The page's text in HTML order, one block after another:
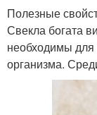
Полезные
Свекла богата
необходимы
организма.